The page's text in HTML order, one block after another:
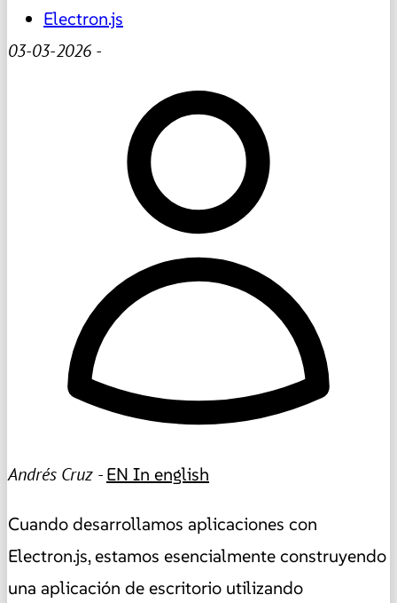
Electron.js
03-03-2026 -
Andrés Cruz -EN In english
Cuando desarrollamos aplicaciones con
Electron.js, estamos esencialmente construyendo
una aplicación de escritorio utilizando